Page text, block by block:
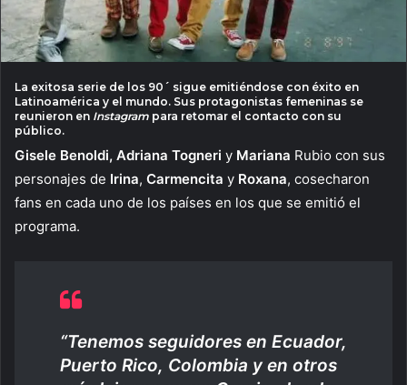
La exitosa serie de los 90´ sigue emitiéndose con éxito en
Latinoamérica y el mundo. Sus protagonistas femeninas se
reunieron en Instagram para retomar el contacto con su
público.
Gisele Benoldi, Adriana Togneri y Mariana Rubio con sus
personajes de Irina, Carmencita y Roxana, cosecharon
fans en cada uno de los países en los que se emitió el
programa.
“Tenemos seguidores en Ecuador,
Puerto Rico, Colombia y en otros